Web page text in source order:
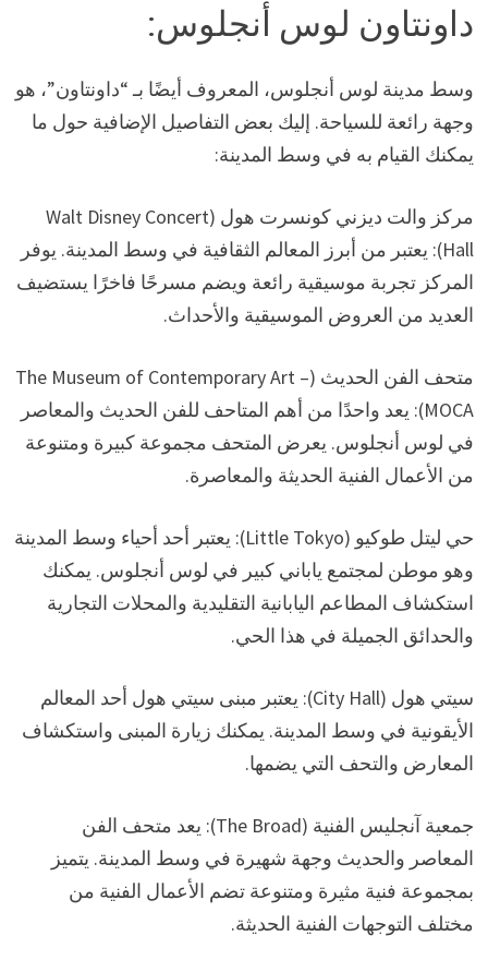
داونتاون لوس أنجلوس:
وسط مدينة لوس أنجلوس، المعروف أيضًا بـ “داونتاون”، هو
وجهة رائعة للسياحة. إليك بعض التفاصيل الإضافية حول ما
يمكنك القيام به في وسط المدينة:
مركز والت ديزني كونسرت هول (Walt Disney Concert
Hall): يعتبر من أبرز المعالم الثقافية في وسط المدينة. يوفر
المركز تجربة موسيقية رائعة ويضم مسرحًا فاخرًا يستضيف
العديد من العروض الموسيقية والأحداث.
متحف الفن الحديث (The Museum of Contemporary Art –
MOCA): يعد واحدًا من أهم المتاحف للفن الحديث والمعاصر
في لوس أنجلوس. يعرض المتحف مجموعة كبيرة ومتنوعة
من الأعمال الفنية الحديثة والمعاصرة.
حي ليتل طوكيو (Little Tokyo): يعتبر أحد أحياء وسط المدينة
وهو موطن لمجتمع ياباني كبير في لوس أنجلوس. يمكنك
استكشاف المطاعم اليابانية التقليدية والمحلات التجارية
والحدائق الجميلة في هذا الحي.
سيتي هول (City Hall): يعتبر مبنى سيتي هول أحد المعالم
الأيقونية في وسط المدينة. يمكنك زيارة المبنى واستكشاف
المعارض والتحف التي يضمها.
جمعية آنجليس الفنية (The Broad): يعد متحف الفن
المعاصر والحديث وجهة شهيرة في وسط المدينة. يتميز
بمجموعة فنية مثيرة ومتنوعة تضم الأعمال الفنية من
مختلف التوجهات الفنية الحديثة.